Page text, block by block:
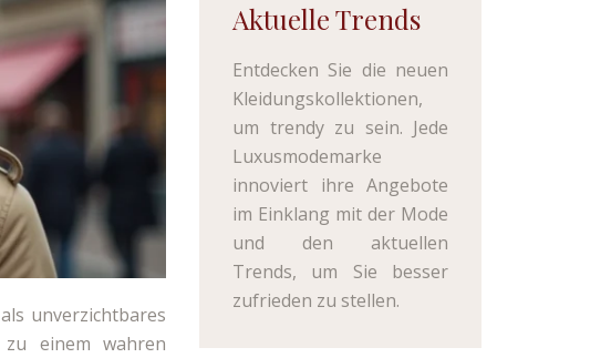
unverzichtbares
zu einem wahren
Aktuelle Trends
Entdecken Sie die neuen
Kleidungskollektionen,
um trendy zu sein. Jede
Luxusmodemarke
innoviert ihre Angebote
im Einklang mit der Mode
und den aktuellen
Trends, um Sie besser
zufrieden zu stellen.